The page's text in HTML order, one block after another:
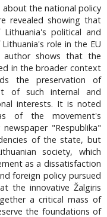
about the national policy
revealed showing that
political and
role in the EU
shows that the
in the broader context
the preservation of
of such internal and
interests. It is noted
of the movement's
"Respublika"
of the state, but
society, which
as a dissatisfaction
foreign policy pursued
the innovative Žalgiris
a critical mass of
the foundations of